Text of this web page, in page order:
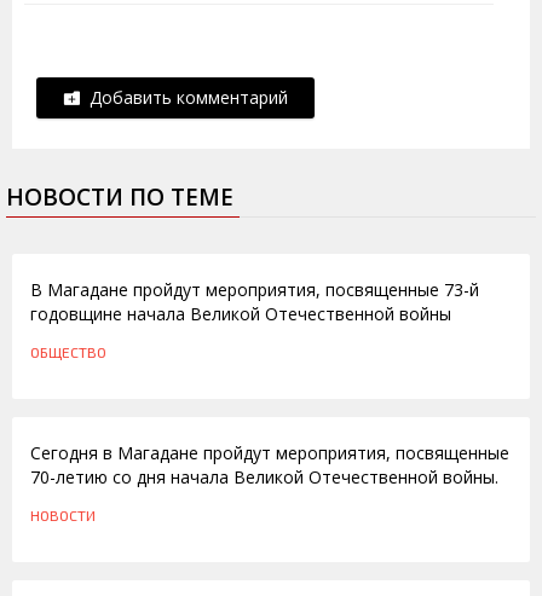
Добавить комментарий
НОВОСТИ ПО ТЕМЕ
В Магадане пройдут мероприятия, посвященные 73-й
годовщине начала Великой Отечественной войны
ОБЩЕСТВО
Сегодня в Магадане пройдут мероприятия, посвященные
70-летию со дня начала Великой Отечественной войны.
НОВОСТИ